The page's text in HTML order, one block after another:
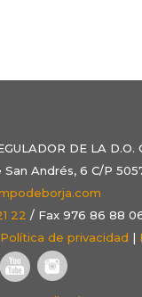
DE LA D.O.
San Andrés, 6 C/P
22 / Fax 976 86 88
Política de privacidad |